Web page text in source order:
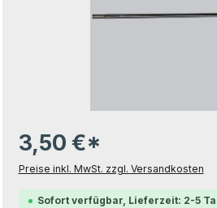
3,50 €*
Preise inkl. MwSt. zzgl. Versandkosten
Sofort verfügbar, Lieferzeit: 2-5